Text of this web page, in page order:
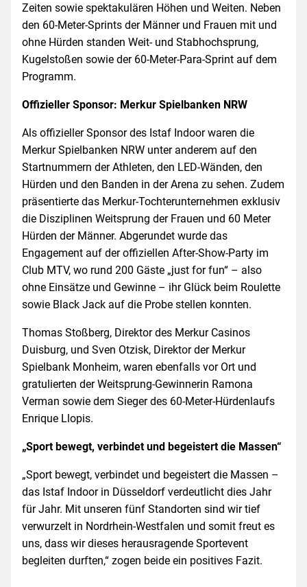
Zeiten sowie spektakulären Höhen und Weiten. Neben
den 60-Meter-Sprints der Männer und Frauen mit und
ohne Hürden standen Weit- und Stabhochsprung,
Kugelstoßen sowie der 60-Meter-Para-Sprint auf dem
Programm.
Offizieller Sponsor: Merkur Spielbanken NRW
Als offizieller Sponsor des Istaf Indoor waren die
Merkur Spielbanken NRW unter anderem auf den
Startnummern der Athleten, den LED-Wänden, den
Hürden und den Banden in der Arena zu sehen. Zudem
präsentierte das Merkur-Tochterunternehmen exklusiv
die Disziplinen Weitsprung der Frauen und 60 Meter
Hürden der Männer. Abgerundet wurde das
Engagement auf der offiziellen After-Show-Party im
Club MTV, wo rund 200 Gäste „just for fun“ – also
ohne Einsätze und Gewinne – ihr Glück beim Roulette
sowie Black Jack auf die Probe stellen konnten.
Thomas Stoßberg, Direktor des Merkur Casinos
Duisburg, und Sven Otzisk, Direktor der Merkur
Spielbank Monheim, waren ebenfalls vor Ort und
gratulierten der Weitsprung-Gewinnerin Ramona
Verman sowie dem Sieger des 60-Meter-Hürdenlaufs
Enrique Llopis.
„Sport bewegt, verbindet und begeistert die Massen“
„Sport bewegt, verbindet und begeistert die Massen –
das Istaf Indoor in Düsseldorf verdeutlicht dies Jahr
für Jahr. Mit unseren fünf Standorten sind wir tief
verwurzelt in Nordrhein-Westfalen und somit freut es
uns, dass wir dieses herausragende Sportevent
begleiten durften,“ zogen beide ein positives Fazit.